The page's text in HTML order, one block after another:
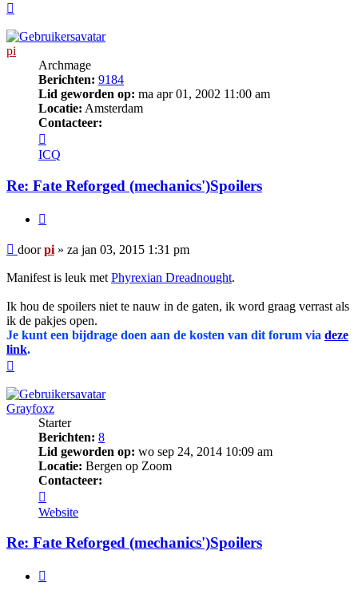
pi
Archmage
Berichten: 9184
Lid geworden op: ma apr 01, 2002 11:00 am
Locatie: Amsterdam
Contacteer:
pi
ICQ
Re: Fate Reforged (mechanics')Spoilers
Bericht
doorpi » za jan 03, 2015 1:31 pm
Manifest is leuk met Phyrexian Dreadnought.
Ik hou de spoilers niet te nauw in de gaten, ik word graag verrast als
ik de pakjes open.
Je kunt een bijdrage doen aan de kosten van dit forum via deze
link.
Grayfoxz
Starter
Berichten: 8
Lid geworden op: wo sep 24, 2014 10:09 am
Locatie: Bergen op Zoom
Contacteer:
Grayfoxz
Website
Re: Fate Reforged (mechanics')Spoilers